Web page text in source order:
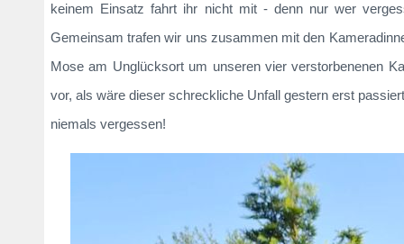
keinem Einsatz fahrt ihr nicht mit - denn nur wer
Gemeinsam trafen wir uns zusammen mit den
Mose am Unglücksort um unseren vier verstorbenenen
vor, als wäre dieser schreckliche Unfall gestern erst
niemals vergessen!